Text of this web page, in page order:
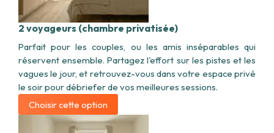
2 voyageurs (chambre privatisée)
Parfait pour les couples, ou les amis inséparables qui
réservent ensemble. Partagez l'effort sur les pistes et les
vagues le jour, et retrouvez-vous dans votre espace privé
le soir pour débriefer de vos meilleures sessions.
Choisir cette option